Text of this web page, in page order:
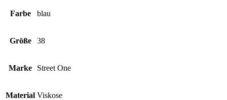
Farbe blau
Größe 38
Marke Street One
Material Viskose